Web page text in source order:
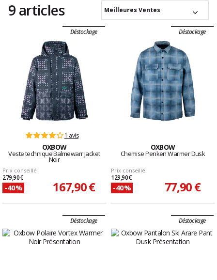
9 articles Meilleures Ventes
Déstockage
1 avis
OXBOW
Veste technique Balmewarr Jacket
Noir
Prix conseillé
279,90 €
-40% 167,90 €
Déstockage
OXBOW
Chemise Penken Warmer Dusk
Prix conseillé
129,90 €
-40% 77,90 €
Déstockage Déstockage